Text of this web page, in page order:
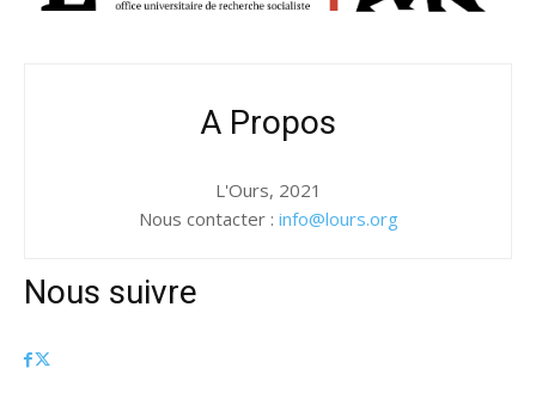
A Propos
L'Ours, 2021
Nous contacter : info@lours.org
Nous suivre